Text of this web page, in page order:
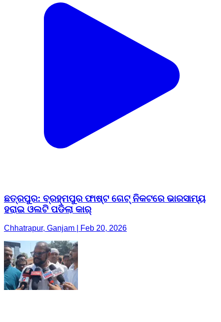
ଛତ୍ରପୁର: ବ୍ରହ୍ମପୁର ଫାଷ୍ଟ ଗେଟ୍ ନିକଟରେ ଭାରସାମ୍ୟ
ହରାଇ ଓଲଟି ପଡିଲା କାର୍
Chhatrapur, Ganjam | Feb 20, 2026